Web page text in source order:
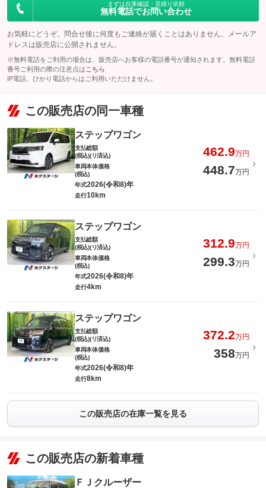
まずは在庫確認・見積り依頼
無料電話でお問い合わせ
お気軽にどうぞ。問合せ後に何度もご連絡が届くことはありません。メールア
ドレスは販売店に公開されません。
※無料電話をご利用の場合は、販売店へお客様の電話番号が通知されます。無料電話
番号ご利用の際の注意点は こちら
IP電話、ひかり電話からはご利用いただけません。
この販売店の同一車種
ステップワゴン
支払総額
(税込)(リ済込)
462.9万円
車両本体価格
(税込)
448.7万円
年式2026(令和8)年
走行10km
ステップワゴン
支払総額
(税込)(リ済込)
312.9万円
車両本体価格
(税込)
299.3万円
年式2026(令和8)年
走行4km
ステップワゴン
支払総額
(税込)(リ済込)
372.2万円
車両本体価格
(税込)
358万円
年式2026(令和8)年
走行8km
この販売店の在庫一覧を見る
この販売店の新着車種
ＦＪクルーザー